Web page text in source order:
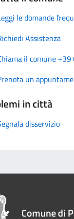
le domande
Assistenza
il comune
un
in città
disservizio
Comune di